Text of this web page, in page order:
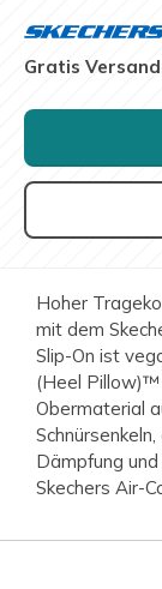
Gratis Versand
Hoher
mit dem
Slip-On ist
(Heel
Obermaterial
Dämpfung
Skechers Air-